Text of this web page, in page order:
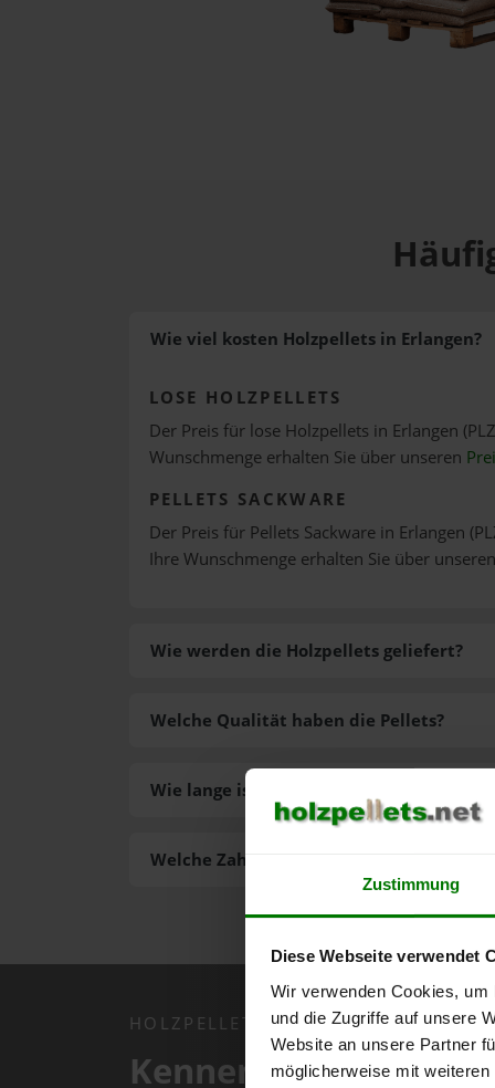
Zustimmung
Diese Webseite verwendet
Wir verwenden Cookies,
und die Zugriffe auf unsere
Website an unsere Partner
möglicherweise mit
Wie viel kosten Holzpellets in Erlangen?
LOSE HOLZPELLETS
Der Preis für lose Holzpellets in Erlangen
Wunschmenge erhalten Sie über unseren
PELLETS SACKWARE
Der Preis für Pellets Sackware in Erlangen
Ihre Wunschmenge erhalten Sie über unseren
Wie werden die Holzpellets geliefert?
Welche Zahlungsarten gibt es?
Welche Qualität haben die Pellets?
Wie lange ist die Lieferzeit der Pellets?
HOLZPELLETS.NET APP
Kennen Sie schon